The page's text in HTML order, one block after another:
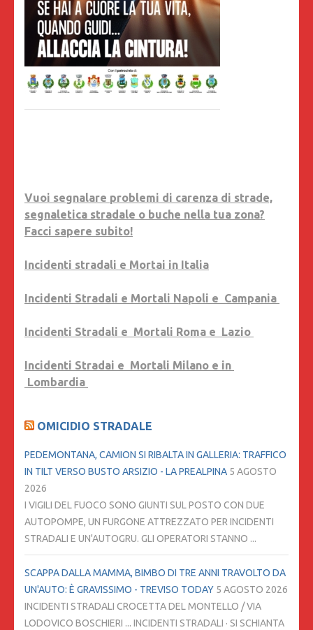
Vuoi segnalare problemi di carenza di strade,
segnaletica stradale o buche nella tua zona?
Facci sapere subito!
Incidenti stradali e Mortai in Italia
Incidenti Stradali e Mortali Napoli e Campania
Incidenti Stradali e Mortali Roma e Lazio
Incidenti Stradai e Mortali Milano e in
Lombardia
OMICIDIO STRADALE
PEDEMONTANA, CAMION SI RIBALTA IN GALLERIA: TRAFFICO
IN TILT VERSO BUSTO ARSIZIO - LA PREALPINA 5 AGOSTO
2026
I VIGILI DEL FUOCO SONO GIUNTI SUL POSTO CON DUE
AUTOPOMPE, UN FURGONE ATTREZZATO PER INCIDENTI
STRADALI E UN'AUTOGRU. GLI OPERATORI STANNO ...
SCAPPA DALLA MAMMA, BIMBO DI TRE ANNI TRAVOLTO DA
UN'AUTO: È GRAVISSIMO - TREVISO TODAY 5 AGOSTO 2026
INCIDENTI STRADALI CROCETTA DEL MONTELLO / VIA
LODOVICO BOSCHIERI ... INCIDENTI STRADALI · SI SCHIANTA